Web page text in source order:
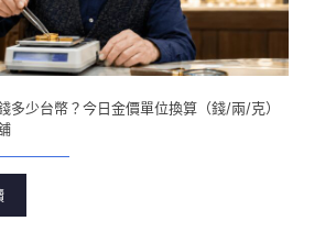
多少台幣？今日金價單位換算（錢/兩/克）